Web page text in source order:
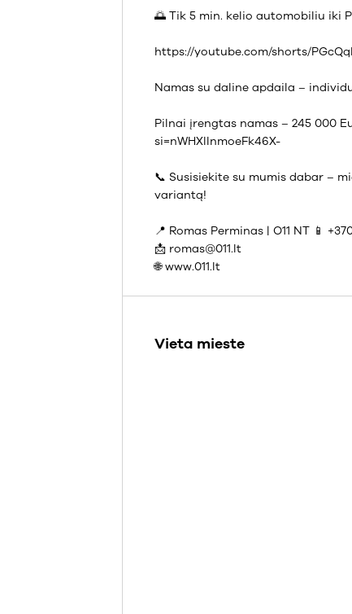
🌅 Tik 5 min. kelio automobiliu iki
https://youtube.com/shorts/
Namas su daline apdaila –
Pilnai įrengtas namas – 245 000
si=nWHXllnmoeFk46X-
📞 Susisiekite su mumis dabar –
variantą!
📍 Romas Perminas | O11 NT 📱
📩 romas@011.lt
🌐 www.011.lt
Vieta mieste